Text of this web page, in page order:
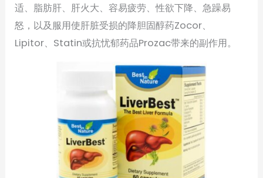
适、脂肪肝、肝火大、容易疲劳、性欲下降、急躁易
怒，以及服用使肝脏受损的降胆固醇药Zocor、
Lipitor、Statin或抗忧郁药品Prozac带来的副作用。